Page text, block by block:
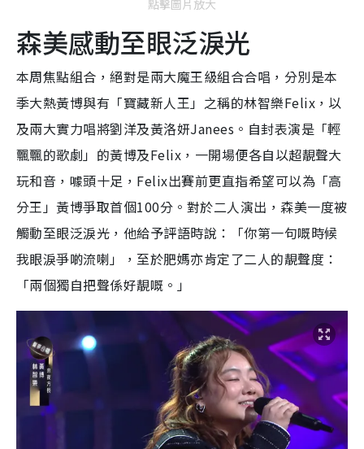
點擊圖片放大
森美感動至眼泛淚光
本周焦點組合，絕對是兩大魔王級組合合唱，分別是本
季大熱黃博與有「寶藏新人王」之稱的林智樂Felix，以
及兩大實力唱將劉洋及黃洛妍Janees。自封表演是「輕
飄飄的歌劇」的黃博及Felix，一開場便各自以超靚聲大
玩和音，噱頭十足，Felix出賽前更直指希望可以為「高
分王」黃博爭取首個100分。對於二人演出，森美一度被
觸動至眼泛淚光，他給予評語時說：「你第一句嘅時候
我眼淚爭啲流喇」，至於肥媽亦肯定了二人的靚聲度：
「兩個獨自把聲係好靚嘅。」